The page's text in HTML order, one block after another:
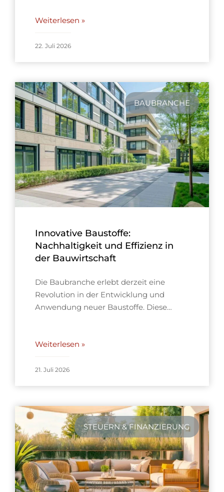
Weiterlesen »
22. Juli 2026
BAUBRANCHE
Innovative Baustoffe:
Nachhaltigkeit und Effizienz in
der Bauwirtschaft
Die Baubranche erlebt derzeit eine
Revolution in der Entwicklung und
Anwendung neuer Baustoffe. Diese…
Weiterlesen »
21. Juli 2026
STEUERN & FINANZIERUNG